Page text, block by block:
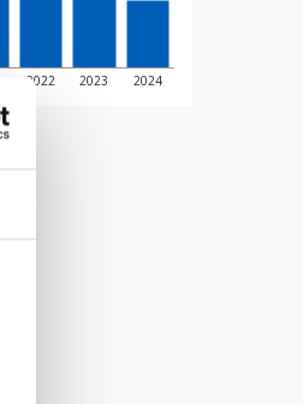
2022 2023 2024